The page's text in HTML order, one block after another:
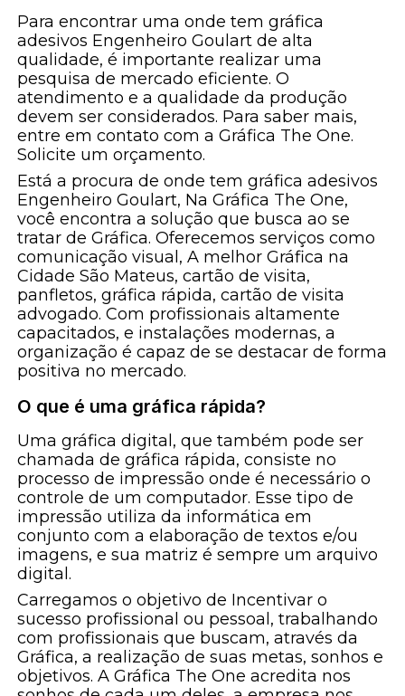
Para encontrar uma onde tem gráfica
adesivos Engenheiro Goulart de alta
qualidade, é importante realizar uma
pesquisa de mercado eficiente. O
atendimento e a qualidade da produção
devem ser considerados. Para saber mais,
entre em contato com a Gráfica The One.
Solicite um orçamento.
Está a procura de onde tem gráfica adesivos
Engenheiro Goulart, Na Gráfica The One,
você encontra a solução que busca ao se
tratar de Gráfica. Oferecemos serviços como
comunicação visual, A melhor Gráfica na
Cidade São Mateus, cartão de visita,
panfletos, gráfica rápida, cartão de visita
advogado. Com profissionais altamente
capacitados, e instalações modernas, a
organização é capaz de se destacar de forma
positiva no mercado.
O que é uma gráfica rápida?
Uma gráfica digital, que também pode ser
chamada de gráfica rápida, consiste no
processo de impressão onde é necessário o
controle de um computador. Esse tipo de
impressão utiliza da informática em
conjunto com a elaboração de textos e/ou
imagens, e sua matriz é sempre um arquivo
digital.
Carregamos o objetivo de Incentivar o
sucesso profissional ou pessoal, trabalhando
com profissionais que buscam, através da
Gráfica, a realização de suas metas, sonhos e
objetivos. A Gráfica The One acredita nos